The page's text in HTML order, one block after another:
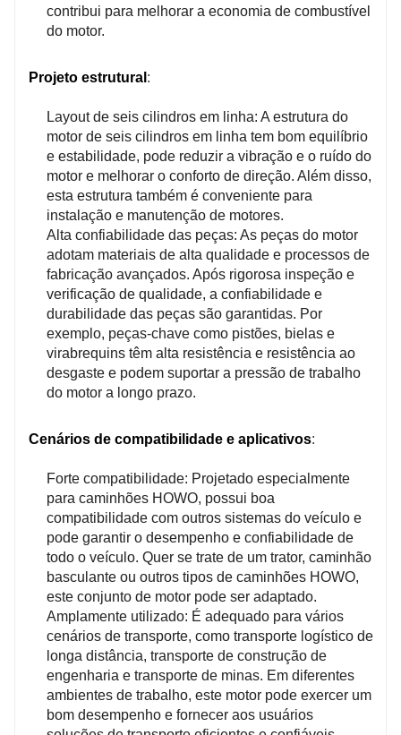
contribui para melhorar a economia de combustível
do motor.
Projeto estrutural :
Layout de seis cilindros em linha: A estrutura do
motor de seis cilindros em linha tem bom equilíbrio
e estabilidade, pode reduzir a vibração e o ruído do
motor e melhorar o conforto de direção. Além disso,
esta estrutura também é conveniente para
instalação e manutenção de motores.
Alta confiabilidade das peças: As peças do motor
adotam materiais de alta qualidade e processos de
fabricação avançados. Após rigorosa inspeção e
verificação de qualidade, a confiabilidade e
durabilidade das peças são garantidas. Por
exemplo, peças-chave como pistões, bielas e
virabrequins têm alta resistência e resistência ao
desgaste e podem suportar a pressão de trabalho
do motor a longo prazo.
Cenários de compatibilidade e aplicativos:
Forte compatibilidade: Projetado especialmente
para caminhões HOWO, possui boa
compatibilidade com outros sistemas do veículo e
pode garantir o desempenho e confiabilidade de
todo o veículo. Quer se trate de um trator, caminhão
basculante ou outros tipos de caminhões HOWO,
este conjunto de motor pode ser adaptado.
Amplamente utilizado: É adequado para vários
cenários de transporte, como transporte logístico de
longa distância, transporte de construção de
engenharia e transporte de minas. Em diferentes
ambientes de trabalho, este motor pode exercer um
bom desempenho e fornecer aos usuários